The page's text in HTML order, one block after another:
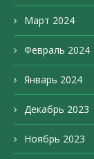
Март 2024
Февраль 2024
Январь 2024
Декабрь 2023
Ноябрь 2023